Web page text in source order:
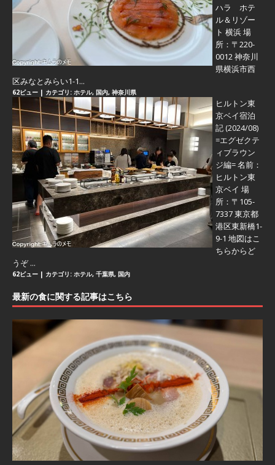
ハラ ホテ
ル＆リゾー
ト 横浜 場
所：〒220-
0012 神奈川
県横浜市西
区みなとみらい1-1...
62ビュー | カテゴリ: ホテル, 国内, 神奈川県
ヒルトン東
京ベイ宿泊
記 (2024/08)
=エグゼクテ
ィブラウン
ジ編=名前：
ヒルトン東
京ベイ 場
所：〒105-
7337 東京都
港区東新橋1-
9-1 地図はこ
ちらからど
うぞ ...
62ビュー | カテゴリ: ホテル, 千葉県, 国内
最新の食に関する記事はこちら